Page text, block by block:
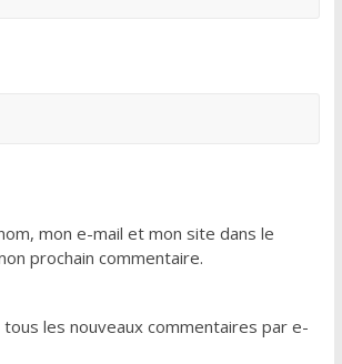
mon e-mail et mon site dans le
prochain commentaire.
les nouveaux commentaires par e-